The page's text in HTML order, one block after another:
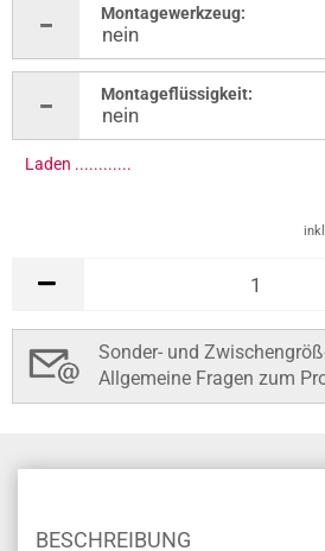
Montagewerkzeug:
Montageflüssigkeit:
Laden .............
Sonder- und
Allgemeine Fragen zum
BESCHREIBUNG